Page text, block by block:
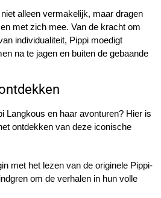
alleen vermakelijk, maar dragen
met zich mee. Van de kracht om
individualiteit, Pippi moedigt
na te jagen en buiten de gebaande
Langkous en haar avonturen? Hier is
ontdekken van deze iconische
met het lezen van de originele Pippi-
om de verhalen in hun volle